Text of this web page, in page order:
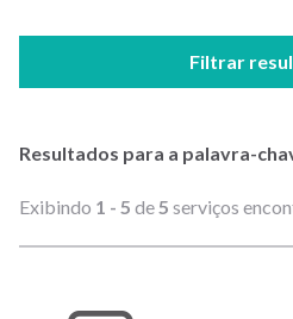
Filtrar
Resultados para a palavra-
Exibindo 1 - 5 de5 serviços